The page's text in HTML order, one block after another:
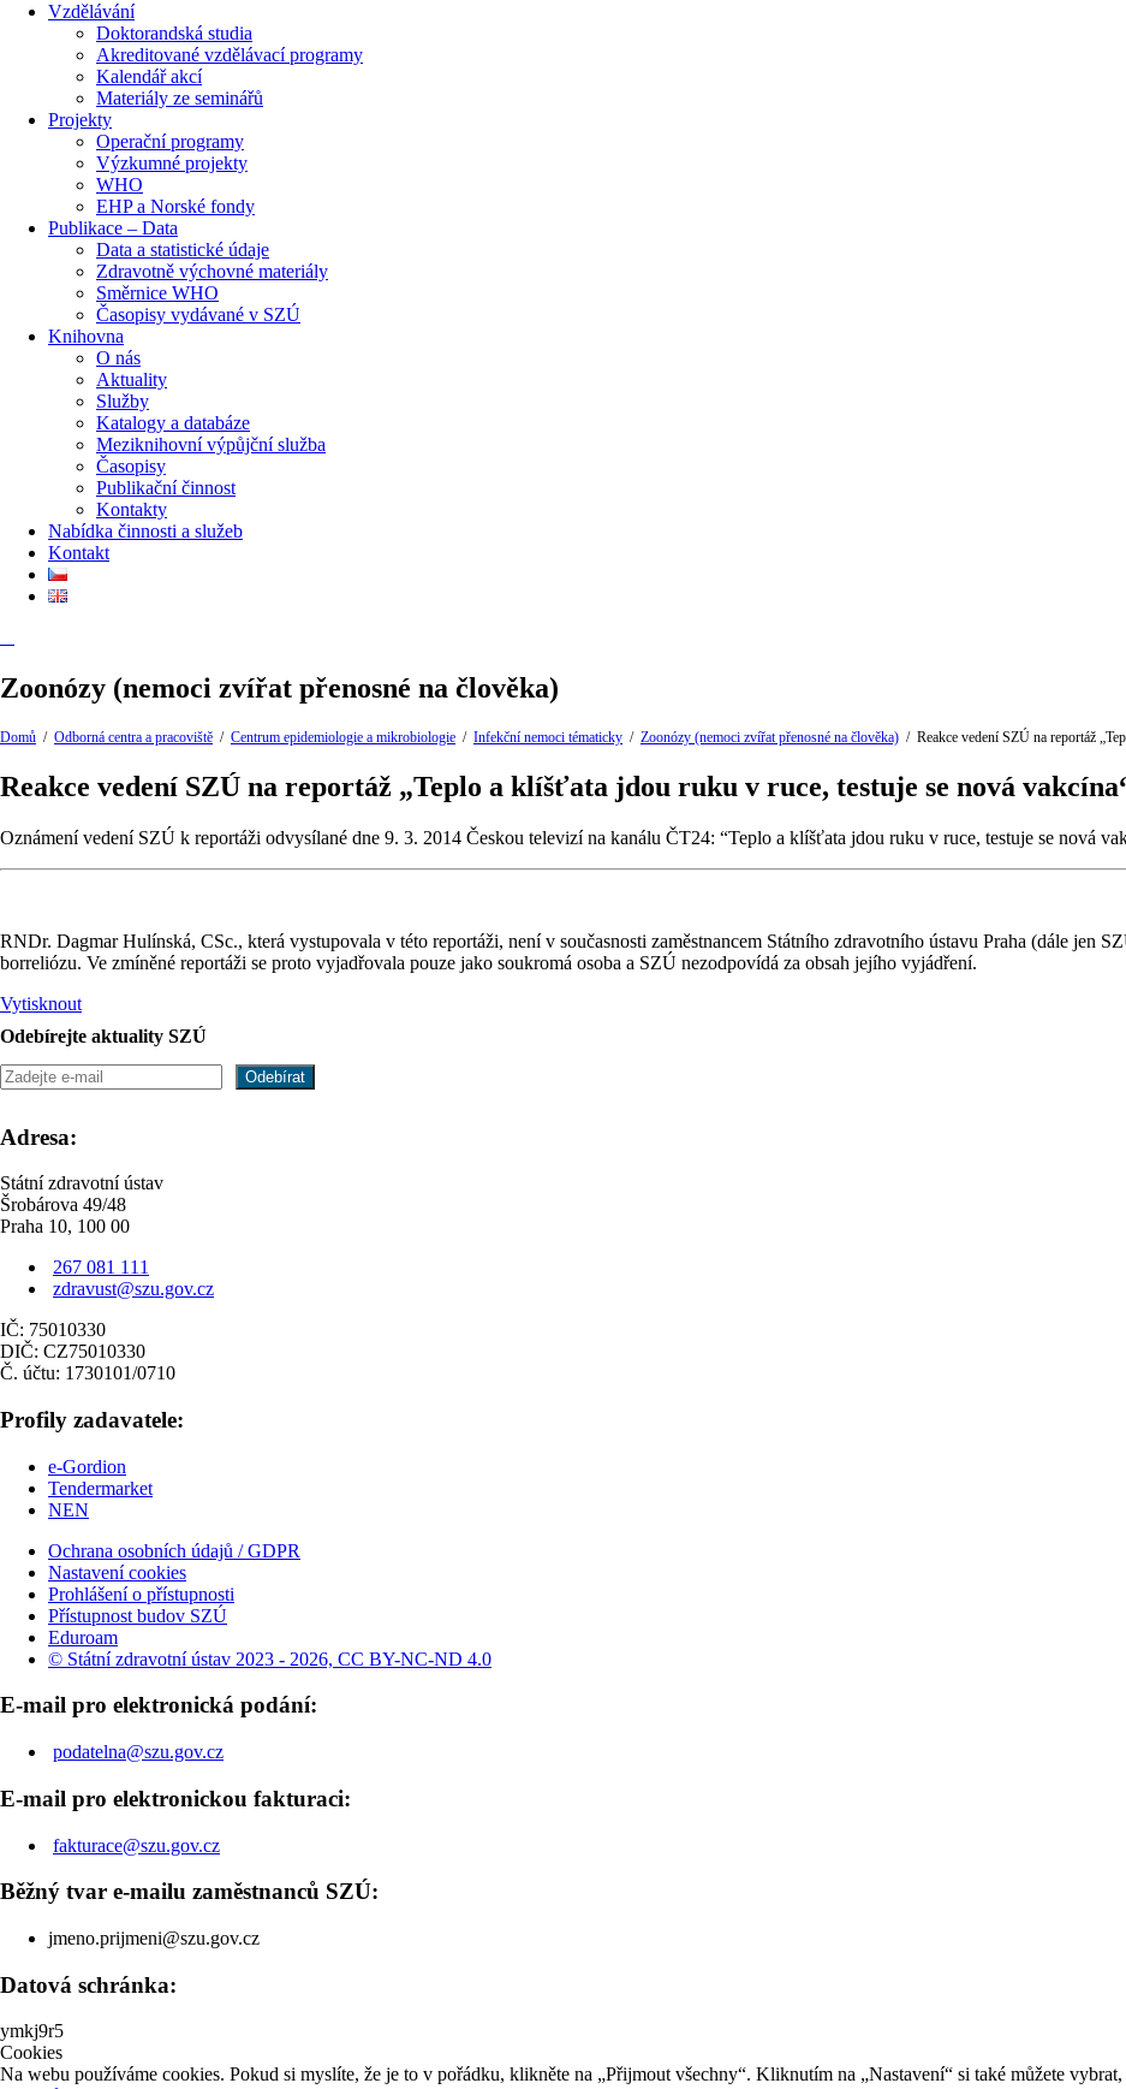
Vzdělávání
Doktorandská studia
Akreditované vzdělávací programy
Kalendář akcí
Materiály ze seminářů
Projekty
Operační programy
Výzkumné projekty
WHO
EHP a Norské fondy
Publikace – Data
Data a statistické údaje
Zdravotně výchovné materiály
Směrnice WHO
Časopisy vydávané v SZÚ
Knihovna
O nás
Aktuality
Služby
Katalogy a databáze
Meziknihovní výpůjční služba
Časopisy
Publikační činnost
Kontakty
Nabídka činnosti a služeb
Kontakt
Zoonózy (nemoci zvířat přenosné na člověka)
Domů / Odborná centra a pracoviště / Centrum epidemiologie a mikrobiologie / Infekční nemoci tématicky / Zoonózy (nemoci zvířat přenosné na člověka) / Reakce vedení SZÚ na reportáž
Reakce vedení SZÚ na reportáž „Teplo a klíšťata jdou ruku v ruce, testuje se nová
Oznámení vedení SZÚ k reportáži odvysílané dne 9. 3. 2014 Českou televizí na kanálu ČT24: “Teplo a klíšťata jdou ruku v ruce, testuje se nová
RNDr. Dagmar Hulínská, CSc., která vystupovala v této reportáži, není v současnosti zaměstnancem Státního zdravotního ústavu Praha (dále jen
borreliózu. Ve zmíněné reportáži se proto vyjadřovala pouze jako soukromá osoba a SZÚ nezodpovídá za obsah jejího vyjádření.
Vytisknout
Odebírejte aktuality SZÚ
Adresa:
Státní zdravotní ústav
Šrobárova 49/48
Praha 10, 100 00
267 081 111
zdravust@szu.gov.cz
IČ: 75010330
DIČ: CZ75010330
Č. účtu: 1730101/0710
Profily zadavatele:
e-Gordion
Tendermarket
NEN
Ochrana osobních údajů / GDPR
Nastavení cookies
Prohlášení o přístupnosti
Přístupnost budov SZÚ
Eduroam
© Státní zdravotní ústav 2023 - 2026, CC BY-NC-ND 4.0
E-mail pro elektronická podání:
podatelna@szu.gov.cz
E-mail pro elektronickou fakturaci:
fakturace@szu.gov.cz
Běžný tvar e-mailu zaměstnanců SZÚ:
jmeno.prijmeni@szu.gov.cz
Datová schránka:
ymkj9r5
Cookies
Na webu používáme cookies. Pokud si myslíte, že je to v pořádku, klikněte na „Přijmout všechny“. Kliknutím na „Nastavení“ si také můžete